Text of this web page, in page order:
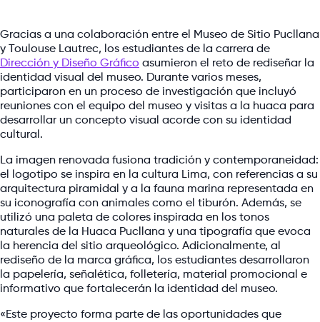
Gracias a una colaboración entre el Museo de Sitio Pucllana
y Toulouse Lautrec, los estudiantes de la carrera de
Dirección y Diseño Gráfico asumieron el reto de rediseñar la
identidad visual del museo. Durante varios meses,
participaron en un proceso de investigación que incluyó
reuniones con el equipo del museo y visitas a la huaca para
desarrollar un concepto visual acorde con su identidad
cultural.
La imagen renovada fusiona tradición y contemporaneidad:
el logotipo se inspira en la cultura Lima, con referencias a su
arquitectura piramidal y a la fauna marina representada en
su iconografía con animales como el tiburón. Además, se
utilizó una paleta de colores inspirada en los tonos
naturales de la Huaca Pucllana y una tipografía que evoca
la herencia del sitio arqueológico. Adicionalmente, al
rediseño de la marca gráfica, los estudiantes desarrollaron
la papelería, señalética, folletería, material promocional e
informativo que fortalecerán la identidad del museo.
«Este proyecto forma parte de las oportunidades que